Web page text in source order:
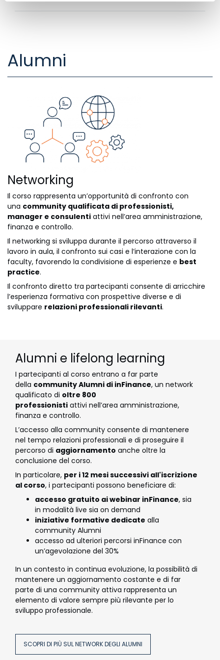
diintangible assets, in particolare dibrandegoodwillnel
aziendale. È analyst di FSA, società specializzata nella
consulenza in finanza d’impresa. È co-autore del libro "Un
Alumni
Networking
Il corso rappresenta un’opportunità di confronto con
una community qualificata di professionisti,
manager e consulenti attivi nell’area amministrazione,
finanza e controllo.
Il networking si sviluppa durante il percorso attraverso il
lavoro in aula, il confronto sui casi e l’interazione con la
faculty, favorendo la condivisione di esperienze e best
practice.
Il confronto diretto tra partecipanti consente di arricchire
l’esperienza formativa con prospettive diverse e di
sviluppare relazioni professionali rilevanti.
Alumni e lifelong learning
I partecipanti al corso entrano a far parte
della community Alumni di inFinance, un network
qualificato di oltre 800
professionisti attivi nell’area amministrazione,
finanza e controllo.
L’accesso alla community consente di mantenere
nel tempo relazioni professionali e di proseguire il
percorso di aggiornamento anche oltre la
conclusione del corso.
In particolare, per i 12 mesi successivi all'iscrizione
al corso, i partecipanti possono beneficiare di:
accesso gratuito ai webinar inFinance, sia
in modalità live sia on demand
iniziative formative dedicate alla
community Alumni
accesso ad ulteriori percorsi inFinance con
un’agevolazione del 30%
In un contesto in continua evoluzione, la possibilità di
mantenere un aggiornamento costante e di far
parte di una community attiva rappresenta un
elemento di valore sempre più rilevante per lo
sviluppo professionale.
SCOPRI DI PIÙ SUL NETWORK DEGLI ALUMNI